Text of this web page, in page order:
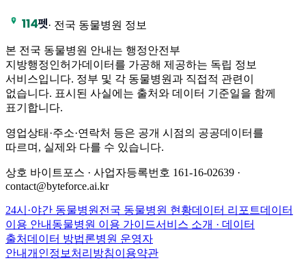
· 전국 동물병원 정보
본 전국 동물병원 안내는 행정안전부
지방행정인허가데이터를 가공해 제공하는 독립 정보
서비스입니다. 정부 및 각 동물병원과 직접적 관련이
없습니다. 표시된 사실에는 출처와 데이터 기준일을 함께
표기합니다.
영업상태·주소·연락처 등은 공개 시점의 공공데이터를
따르며, 실제와 다를 수 있습니다.
상호 바이트포스 · 사업자등록번호 161-16-02639 ·
contact@byteforce.ai.kr
24시·야간 동물병원 전국 동물병원 현황데이터 리포트데이터
이용 안내 동물병원 이용 가이드서비스 소개 · 데이터
출처데이터 방법론병원 운영자
안내개인정보처리방침이용약관